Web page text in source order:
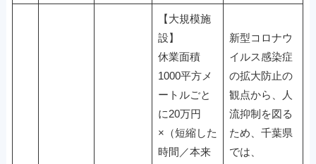
【大規模施
設】
休業面積
1000平方メ
ートルごと
に20万円
×（短縮した
時間／本来
新型コロナウ
イルス感染症
の拡大防止の
観点から、人
流抑制を図る
ため、千葉県
では、